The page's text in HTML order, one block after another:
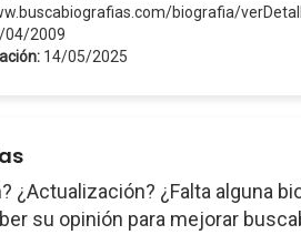
biografia/
04/2009
14/05/2025
¿Actualización? ¿Falta alguna
su opinión para mejorar